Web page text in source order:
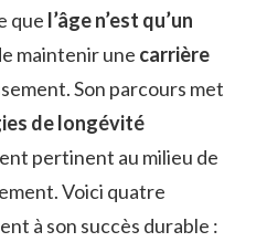
que l’âge n’est qu’un
maintenir une carrière
Son parcours met
de longévité
pertinent au milieu de
Voici quatre
à son succès durable :